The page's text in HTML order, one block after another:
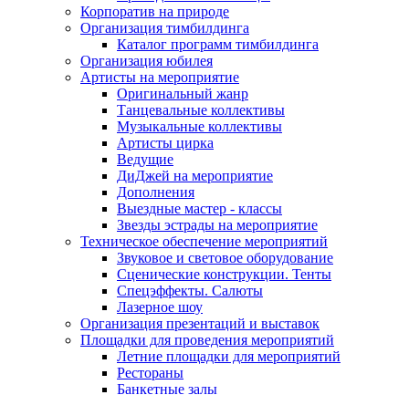
Корпоратив на природе
Организация тимбилдинга
Каталог программ тимбилдинга
Организация юбилея
Артисты на мероприятие
Оригинальный жанр
Танцевальные коллективы
Музыкальные коллективы
Артисты цирка
Ведущие
ДиДжей на мероприятие
Дополнения
Выездные мастер - классы
Звезды эстрады на мероприятие
Техническое обеспечение мероприятий
Звуковое и световое оборудование
Сценические конструкции. Тенты
Спецэффекты. Салюты
Лазерное шоу
Организация презентаций и выставок
Площадки для проведения мероприятий
Летние площадки для мероприятий
Рестораны
Банкетные залы